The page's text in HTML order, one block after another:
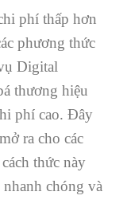
phí thấp hơn
phương thức
Digital
thương hiệu
phí cao. Đây
ra cho các
thức này
chóng và